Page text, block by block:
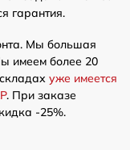
гарантия.
Мы большая
имеем более 20
уже имеется
. При заказе
-25%.